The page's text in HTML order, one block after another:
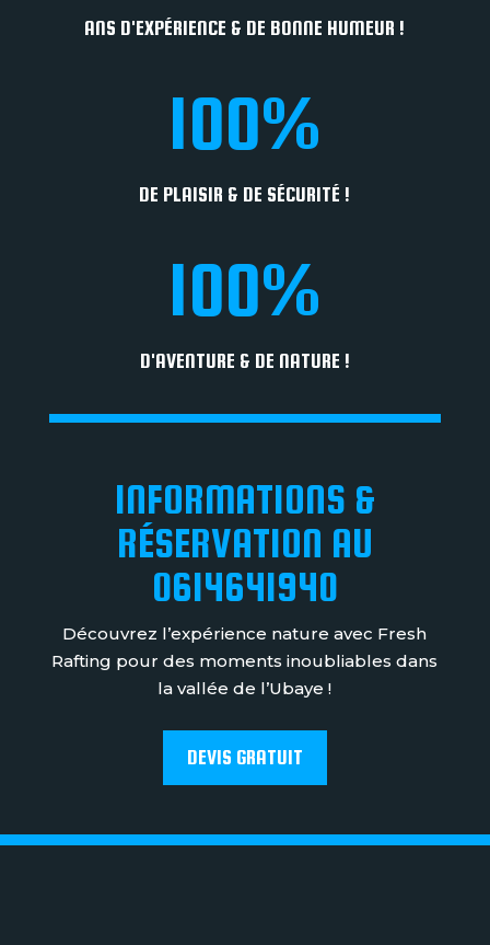
ANS D'EXPÉRIENCE & DE BONNE HUMEUR !
100%
DE PLAISIR & DE SÉCURITÉ !
100%
D'AVENTURE & DE NATURE !
INFORMATIONS &
RÉSERVATION AU
0614641940
Découvrez l’expérience nature avec Fresh
Rafting pour des moments inoubliables dans
la vallée de l’Ubaye !
DEVIS GRATUIT